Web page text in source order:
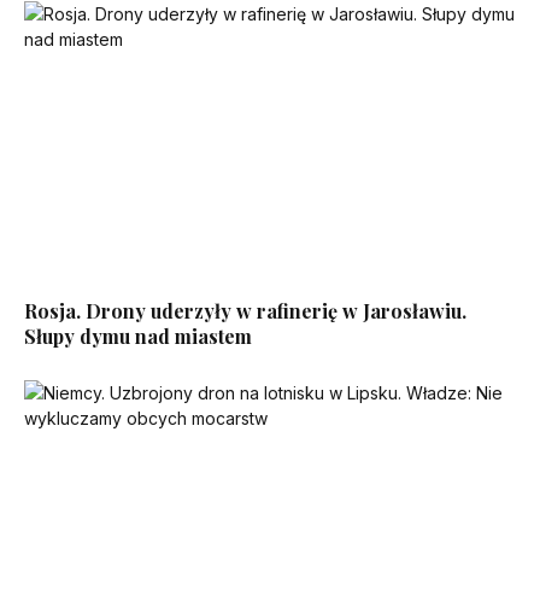
Rosja. Drony uderzyły w rafinerię w Jarosławiu.
Słupy dymu nad miastem